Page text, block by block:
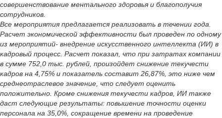
совершенствование ментального здоровья и благополучия
сотрудников.
Все мероприятия предлагается реализовать в течении года.
Расчет экономической эффективности был проведен по одному
из мероприятий- внедрение искусственного интеллекта (ИИ) в
кадровый процесс. Расчет показал, что при затратах компании
в сумме 752,0 тыс. рублей, произойдет снижение текучести
кадров на 4,75% и показатель составит 26,87%, это ниже чем
среднеотраслевое значение, что следует оценить
положительно. Кроме снижения текучести кадров, ИИ также
даст следующие результаты: повышение точности оценки
персонала на 35,0%, сокращение времени на проведение